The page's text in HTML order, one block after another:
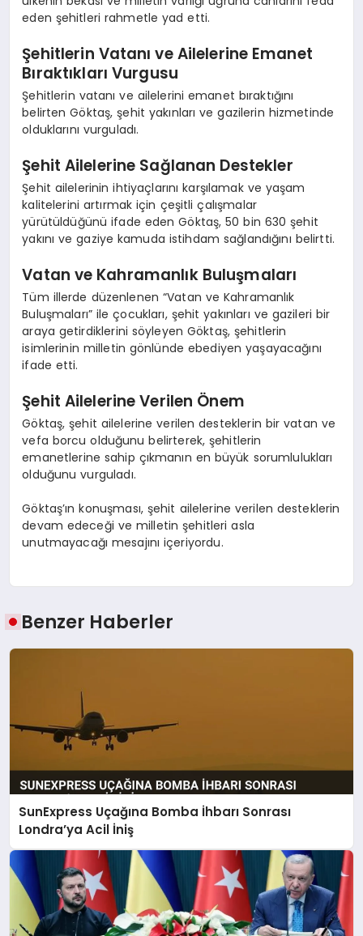
eden şehitleri rahmetle yad etti.
Şehitlerin Vatanı ve Ailelerine Emanet
Bıraktıkları Vurgusu
Şehitlerin vatanı ve ailelerini emanet bıraktığını
belirten Göktaş, şehit yakınları ve gazilerin hizmetinde
olduklarını vurguladı.
Şehit Ailelerine Sağlanan Destekler
Şehit ailelerinin ihtiyaçlarını karşılamak ve yaşam
kalitelerini artırmak için çeşitli çalışmalar
yürütüldüğünü ifade eden Göktaş, 50 bin 630 şehit
yakını ve gaziye kamuda istihdam sağlandığını belirtti.
Vatan ve Kahramanlık Buluşmaları
Tüm illerde düzenlenen “Vatan ve Kahramanlık
Buluşmaları” ile çocukları, şehit yakınları ve gazileri bir
araya getirdiklerini söyleyen Göktaş, şehitlerin
isimlerinin milletin gönlünde ebediyen yaşayacağını
ifade etti.
Şehit Ailelerine Verilen Önem
Göktaş, şehit ailelerine verilen desteklerin bir vatan ve
vefa borcu olduğunu belirterek, şehitlerin
emanetlerine sahip çıkmanın en büyük sorumlulukları
olduğunu vurguladı.
Göktaş’ın konuşması, şehit ailelerine verilen desteklerin
devam edeceği ve milletin şehitleri asla
unutmayacağı mesajını içeriyordu.
Benzer Haberler
SunExpress Uçağına Bomba İhbarı Sonrası
Londra’ya Acil İniş